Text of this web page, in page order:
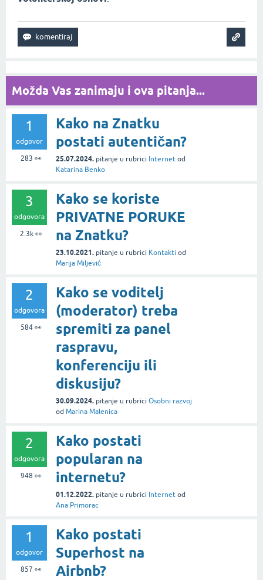
Možda Vas zanimaju i ova pitanja...
1
odgovor
283 👀
Kako na Znatku
postati autentičan?
25.07.2024. pitanje u rubrici Internet od
Katarina Benko
3
odgovora
2.3k👀
Kako se koriste
PRIVATNE PORUKE
na Znatku?
23.10.2021. pitanje u rubrici Kontakti od
Marija Miljević
2
odgovora
584👀
Kako se voditelj
(moderator) treba
spremiti za panel
raspravu,
konferenciju ili
diskusiju?
30.09.2024. pitanje u rubrici Osobni razvoj
od Marina Malenica
2
odgovora
948 👀
Kako postati
popularan na
internetu?
01.12.2022. pitanje u rubrici Internet od
Ana Primorac
1
odgovor
857 👀
Kako postati
Superhost na
Airbnb?